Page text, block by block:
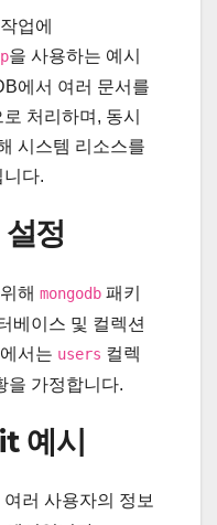
업에
을 사용하는 예시
에서 여러 문서를
처리하며, 동시
시스템 리소스를
다.
정
해 mongodb 패키
베이스 및 컬렉션
서는 users 컬렉
을 가정합니다.
예시
러 사용자의 정보